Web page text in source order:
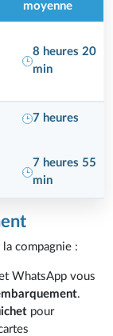
moyenne
8 heures 20
min
7 heures
7 heures 55
min
compagnie :
WhatsApp vous
.
pour